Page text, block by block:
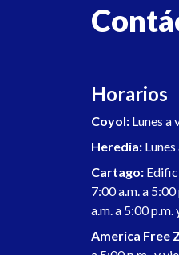
Horarios
Coyol: Lunes a
Heredia:
Cartago:
7:00 a.m. a
a.m. a 5:00 p.m.
America Free